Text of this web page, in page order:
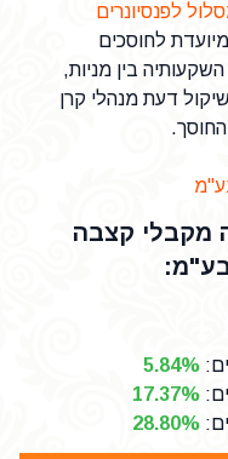
לפנסיונרים
לחוסכים
בין מניות,
דעת מנהלי קרן
מקבלי קצבה
בע"מ:
:
5.84%
:
17.37%
:
28.80%